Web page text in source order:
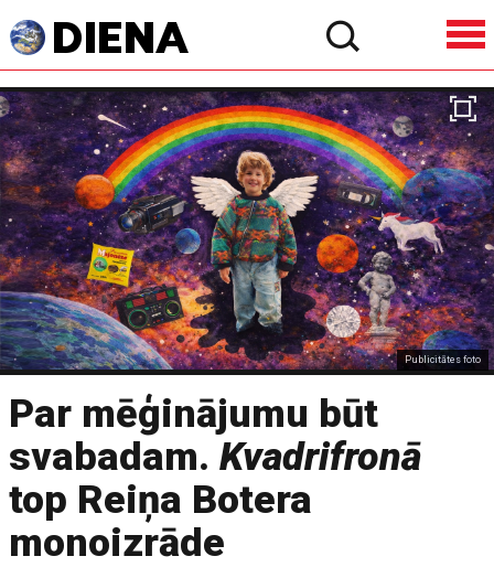
Publicitātes foto
Par mēģinājumu būt
svabadam.Kvadrifronā
top Reiņa Botera
monoizrāde